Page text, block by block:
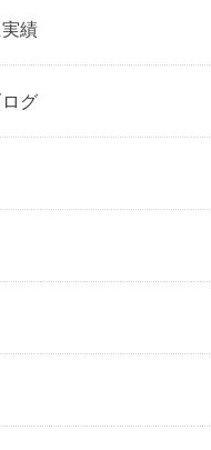
績
グ